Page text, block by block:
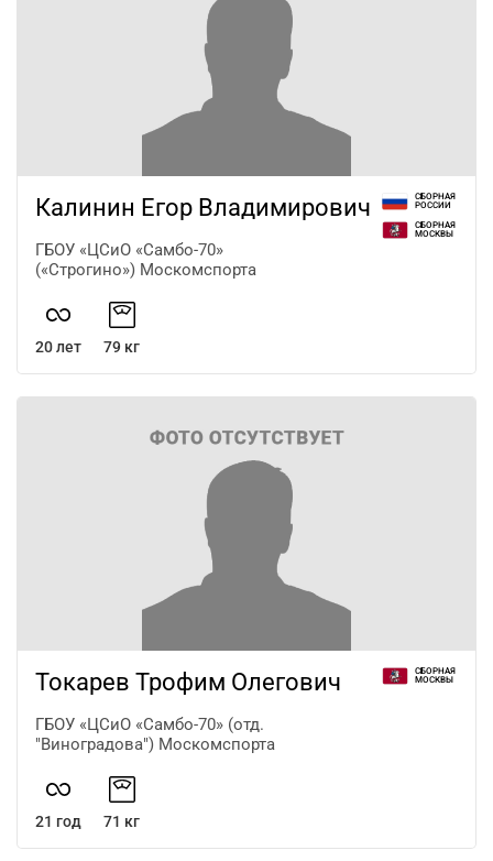
Калинин Егор Владимирович
ГБОУ «ЦСиО «Самбо-70»
(«Строгино») Москомспорта
СБОРНАЯ
РОССИИ
СБОРНАЯ
МОСКВЫ
20 лет 79 кг
Токарев Трофим Олегович
ГБОУ «ЦСиО «Самбо-70» (отд.
"Виноградова") Москомспорта
СБОРНАЯ
МОСКВЫ
21 год 71 кг